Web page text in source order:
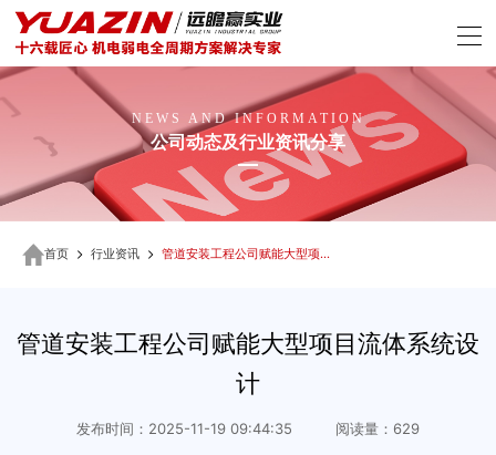
NEWS AND INFORMATION
公司动态及行业资讯分享
首页 行业资讯 管道安装工程公司赋能大型项目流体系统设计
管道安装工程公司赋能大型项目流体系统设
计
发布时间：2025-11-19 09:44:35 阅读量：629